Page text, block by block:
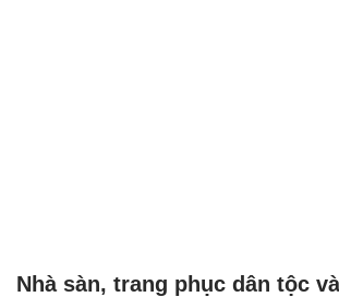
Nhà sàn, trang phục dân tộc